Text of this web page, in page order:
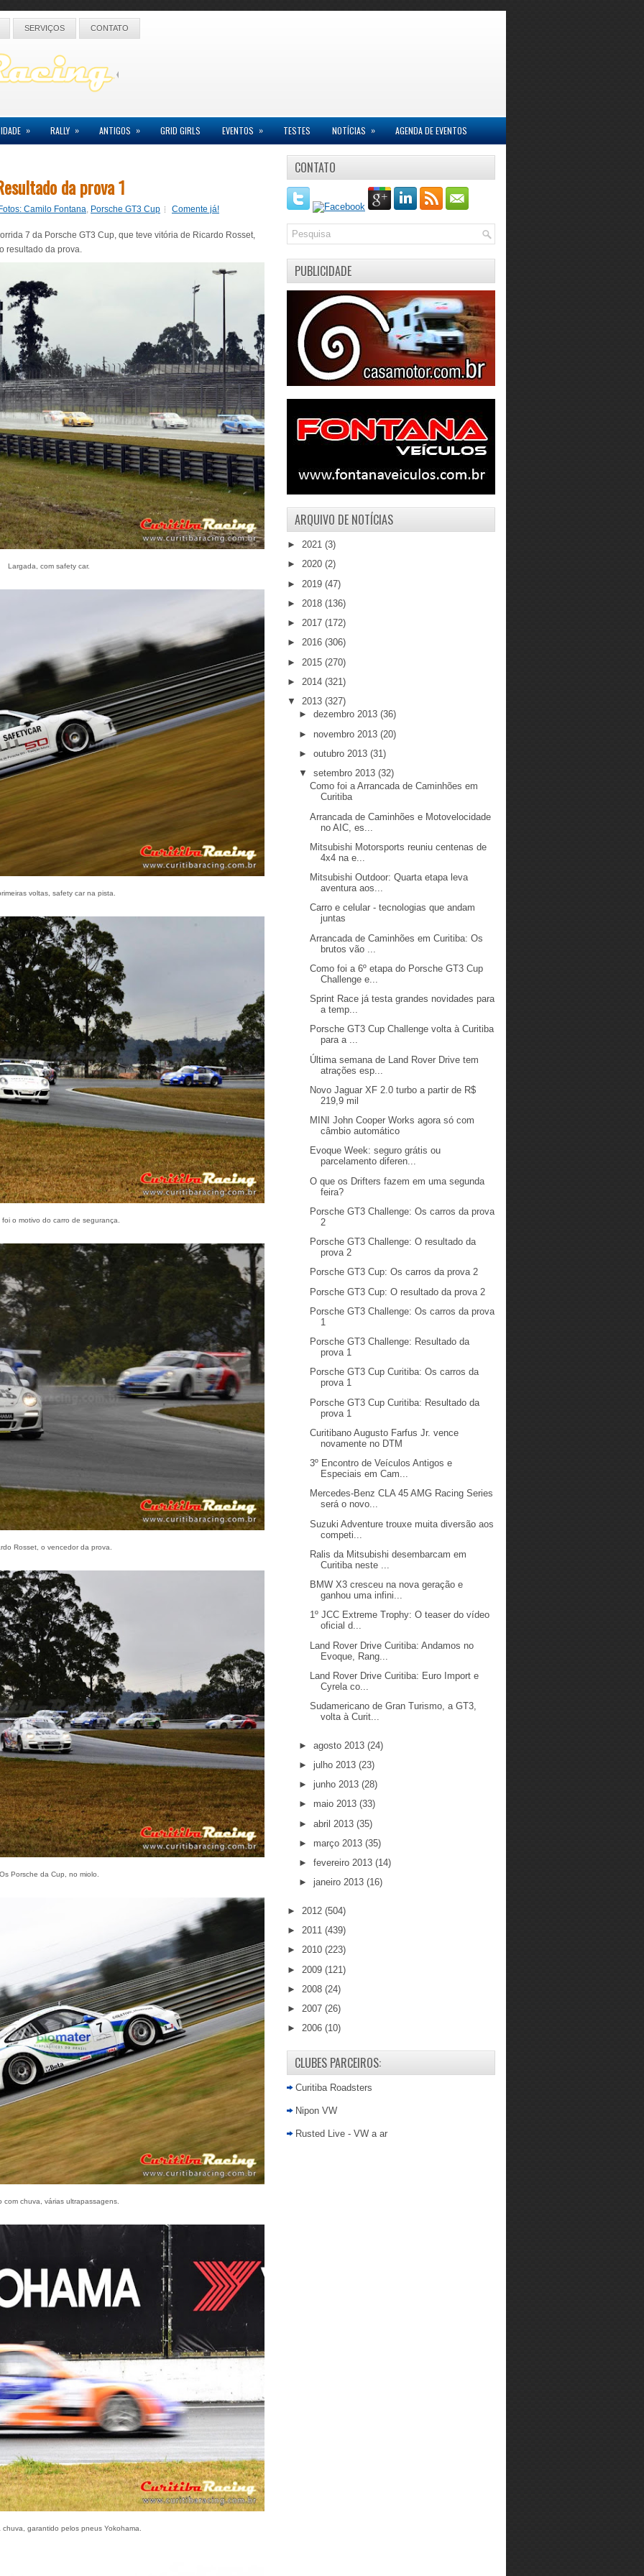
SERVIÇOS CONTATO
» RALLY » ANTIGOS » GRID GIRLS EVENTOS » TESTES NOTÍCIAS » AGENDA DE EVENTOS
da prova 1
Camilo Fontana, Porsche GT3 Cup Comente já!
7 da Porsche GT3 Cup, que teve vitória de Ricardo Rosset,
resultado da prova.
Largada, com safety car.
voltas, safety car na pista.
foi o motivo do carro de segurança.
Rosset, o vencedor da prova.
Porsche da Cup, no miolo.
com chuva, várias ultrapassagens.
garantido pelos pneus Yokohama.
CONTATO
PUBLICIDADE
ARQUIVO DE NOTÍCIAS
► 2021 (3)
► 2020 (2)
► 2019 (47)
► 2018 (136)
► 2017 (172)
► 2016 (306)
► 2015 (270)
► 2014 (321)
▼ 2013 (327)
► dezembro 2013 (36)
► novembro 2013 (20)
► outubro 2013 (31)
▼ setembro 2013 (32)
Como foi a Arrancada de Caminhões em
Curitiba
Arrancada de Caminhões e Motovelocidade
no AIC, es...
Mitsubishi Motorsports reuniu centenas de
4x4 na e...
Mitsubishi Outdoor: Quarta etapa leva
aventura aos...
Carro e celular - tecnologias que andam
juntas
Arrancada de Caminhões em Curitiba: Os
brutos vão ...
Como foi a 6º etapa do Porsche GT3 Cup
Challenge e...
Sprint Race já testa grandes novidades para
a temp...
Porsche GT3 Cup Challenge volta à Curitiba
para a ...
Última semana de Land Rover Drive tem
atrações esp...
Novo Jaguar XF 2.0 turbo a partir de R$
219,9 mil
MINI John Cooper Works agora só com
câmbio automático
Evoque Week: seguro grátis ou
parcelamento diferen...
O que os Drifters fazem em uma segunda
feira?
Porsche GT3 Challenge: Os carros da prova
2
Porsche GT3 Challenge: O resultado da
prova 2
Porsche GT3 Cup: Os carros da prova 2
Porsche GT3 Cup: O resultado da prova 2
Porsche GT3 Challenge: Os carros da prova
1
Porsche GT3 Challenge: Resultado da
prova 1
Porsche GT3 Cup Curitiba: Os carros da
prova 1
Porsche GT3 Cup Curitiba: Resultado da
prova 1
Curitibano Augusto Farfus Jr. vence
novamente no DTM
3º Encontro de Veículos Antigos e
Especiais em Cam...
Mercedes-Benz CLA 45 AMG Racing Series
será o novo...
Suzuki Adventure trouxe muita diversão aos
competi...
Ralis da Mitsubishi desembarcam em
Curitiba neste ...
BMW X3 cresceu na nova geração e
ganhou uma infini...
1º JCC Extreme Trophy: O teaser do vídeo
oficial d...
Land Rover Drive Curitiba: Andamos no
Evoque, Rang...
Land Rover Drive Curitiba: Euro Import e
Cyrela co...
Sudamericano de Gran Turismo, a GT3,
volta à Curit...
► agosto 2013 (24)
► julho 2013 (23)
► junho 2013 (28)
► maio 2013 (33)
► abril 2013 (35)
► março 2013 (35)
► fevereiro 2013 (14)
► janeiro 2013 (16)
► 2012 (504)
► 2011 (439)
► 2010 (223)
► 2009 (121)
► 2008 (24)
► 2007 (26)
► 2006 (10)
CLUBES PARCEIROS:
Curitiba Roadsters
Nipon VW
Rusted Live - VW a ar